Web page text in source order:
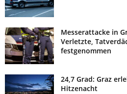
Messerattacke in
Verletzte,
festgenommen
24,7 Grad: Graz
Hitzenacht